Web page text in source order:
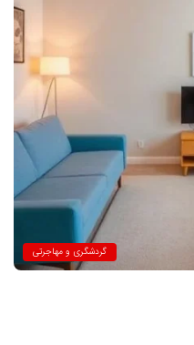
گردشگری و مهاجرتی